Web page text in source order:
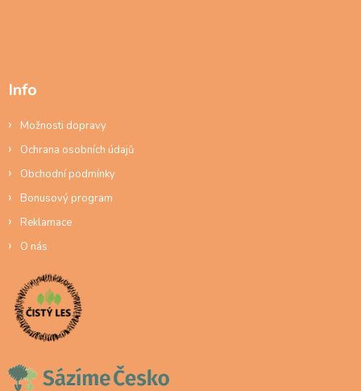
Info
Možnosti dopravy
Ochrana osobních údajů
Obchodní podmínky
Bonusový program
Reklamace
O nás